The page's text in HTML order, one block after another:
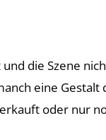
die Szene
eine
oder nur